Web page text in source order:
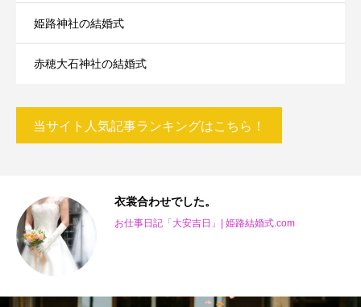
姫路神社の結婚式
赤穂大石神社の結婚式
当サイト人気記事ランキングはこちら！
衣裳合わせでした。
お仕事日記「大安吉日」| 姫路結婚式.com